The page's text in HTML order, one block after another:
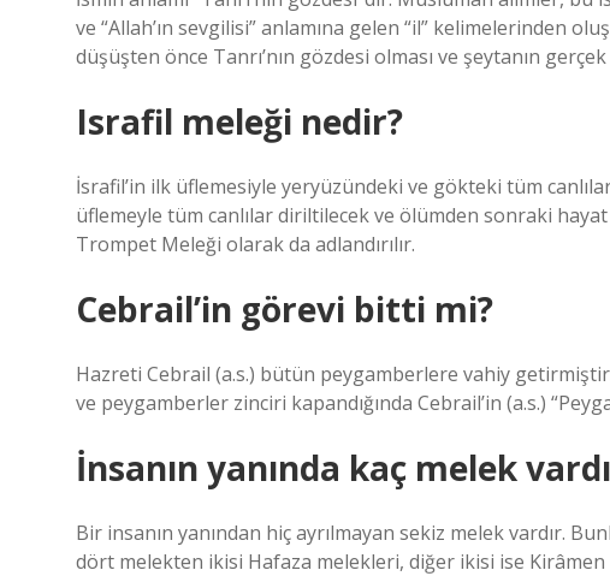
ve “Allah’ın sevgilisi” anlamına gelen “il” kelimelerinden
düşüşten önce Tanrı’nın gözdesi olması ve şeytanın
Israfil meleği nedir?
İsrafil’in ilk üflemesiyle yeryüzündeki ve gökteki tüm
üflemeyle tüm canlılar diriltilecek ve ölümden sonraki
Trompet Meleği olarak da adlandırılır.
Cebrail’in görevi bitti mi?
Hazreti Cebrail (a.s.) bütün peygamberlere vahiy
ve peygamberler zinciri kapandığında Cebrail’in (a.s.)
İnsanın yanında kaç melek
Bir insanın yanından hiç ayrılmayan sekiz melek vardır.
dört melekten ikisi Hafaza melekleri, diğer ikisi ise